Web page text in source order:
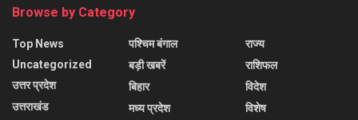
Browse by Category
Top News
Uncategorized
उत्तर प्रदेश
उत्तराखंड
पश्चिम बंगाल
बड़ी खबरें
बिहार
मध्य प्रदेश
राज्य
राशिफल
विदेश
विशेष